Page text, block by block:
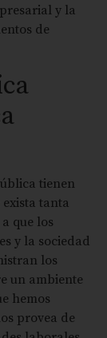
y la
de
tienen
tanta
que los
y la sociedad
los
un ambiente
hemos
provea de